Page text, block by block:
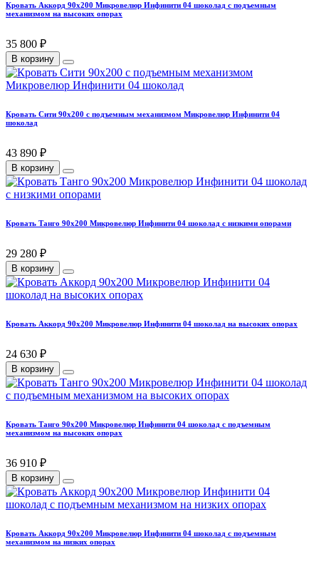
Кровать Аккорд 90х200 Микровелюр Инфинити 04 шоколад с подъемным
механизмом на высоких опорах
35 800 ₽
В корзину
Кровать Сити 90х200 с подъемным механизмом Микровелюр Инфинити 04
шоколад
43 890 ₽
В корзину
Кровать Танго 90х200 Микровелюр Инфинити 04 шоколад с низкими опорами
29 280 ₽
В корзину
Кровать Аккорд 90х200 Микровелюр Инфинити 04 шоколад на высоких опорах
24 630 ₽
В корзину
Кровать Танго 90х200 Микровелюр Инфинити 04 шоколад с подъемным
механизмом на высоких опорах
36 910 ₽
В корзину
Кровать Аккорд 90х200 Микровелюр Инфинити 04 шоколад с подъемным
механизмом на низких опорах